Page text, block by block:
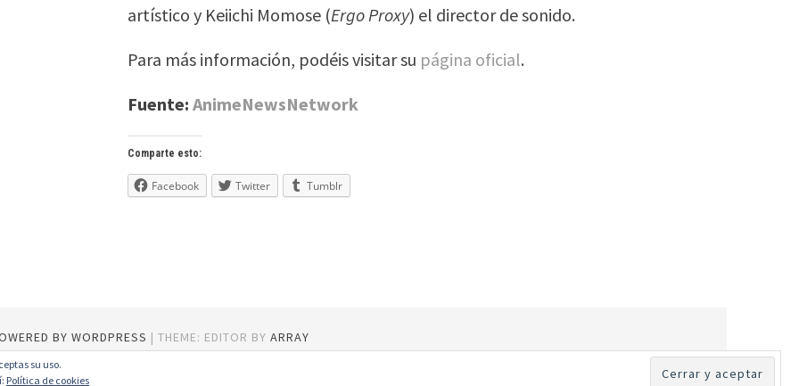
artístico y Keiichi Momose (Ergo Proxy) el director de sonido.
Para más información, podéis visitar su página oficial.
Fuente:AnimeNewsNetwork
Comparte esto:
Facebook Twitter Tumblr
BY WORDPRESS |THEME: EDITOR BYARRAY
su uso.
Política de cookies